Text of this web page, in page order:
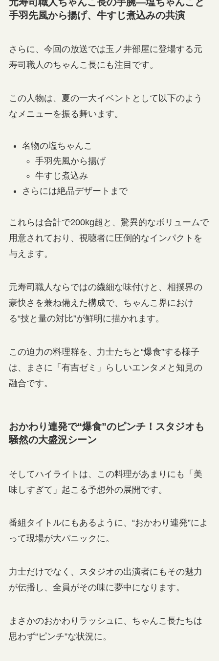
手羽先風から揚げ、牛すじ煮込みの共演
さらに、今回の放送では玉ノ井部屋に登場する元
寿司職人のちゃんこ長にも注目です。
この人物は、夏の一大イベントとして以下のよう
なメニューを振る舞います。
名物の塩ちゃんこ
手羽先風から揚げ
牛すじ煮込み
さらには絶品デザートまで
これらは合計で200kg超と、驚異的なボリュームで
用意されており、視聴者に圧倒的なインパクトを
与えます。
元寿司職人ならではの繊細な味付けと、相撲界の
豪快さを兼ね備えた構成で、ちゃんこ界におけ
る“技と量の対比”が鮮明に描かれます。
この迫力の料理群を、力士たちと“爆食”する様子
は、まさに「有吉ゼミ」らしいエンタメと知見の
融合です。
おかわり連発で“爆食”のピンチ！スタジオも
騒然の大盛況シーン
そしてハイライトは、この料理があまりにも「美
味しすぎて」起こる予想外の展開です。
番組タイトルにもあるように、“おかわり連発”によ
って現場が大パニックに。
力士だけでなく、スタジオの出演者にもその魅力
が伝播し、全員がその味に夢中になります。
まさかのおかわりラッシュに、ちゃんこ長たちは
思わず“ピンチ”な状況に。